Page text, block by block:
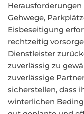
Gehwege,
Eisbeseitigung
rechtzeitig
Dienstleister
zuverlässig zu
zuverlässige
sicherstellen, dass
winterlichen